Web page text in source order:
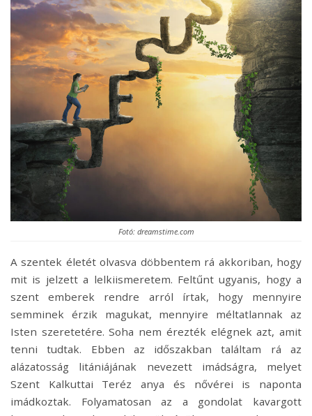
Fotó: dreamstime.com
A szentek életét olvasva döbbentem rá akkoriban, hogy
mit is jelzett a lelkiismeretem. Feltűnt ugyanis, hogy a
szent emberek rendre arról írtak, hogy mennyire
semminek érzik magukat, mennyire méltatlannak az
Isten szeretetére. Soha nem érezték elégnek azt, amit
tenni tudtak. Ebben az időszakban találtam rá az
alázatosság litániájának nevezett imádságra, melyet
Szent Kalkuttai Teréz anya és nővérei is naponta
imádkoztak. Folyamatosan az a gondolat kavargott